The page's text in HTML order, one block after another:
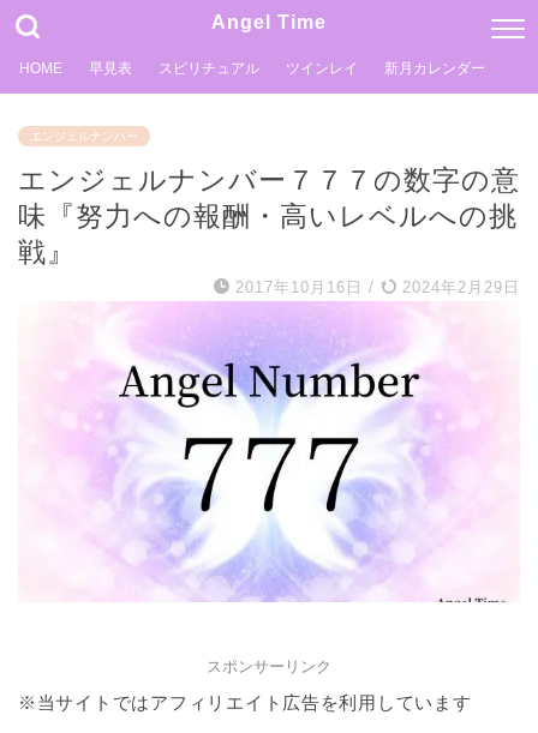
Angel Time
HOME 早見表 スピリチュアル ツインレイ 新月カレンダー
エンジェルナンバー
エンジェルナンバー７７７の数字の意
味『努力への報酬・高いレベルへの挑
戦』
2017年10月16日 / 2024年2月29日
スポンサーリンク
※当サイトではアフィリエイト広告を利用しています